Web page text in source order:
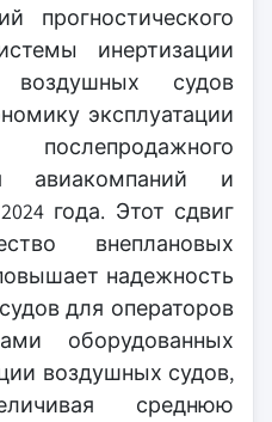
прогностического
инертизации
судов
эксплуатации
авиакомпаний и
года. Этот сдвиг
внеплановых
надежность
для операторов
оборудованных
воздушных судов,
среднюю